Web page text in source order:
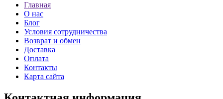
Главная
О нас
Блог
Условия сотрудничества
Возврат и обмен
Доставка
Оплата
Контакты
Карта сайта